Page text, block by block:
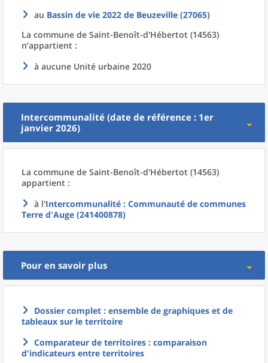
au Bassin de vie 2022 de Beuzeville (27065)
La commune de Saint-Benoît-d'Hébertot (14563)
n’appartient :
à aucune Unité urbaine 2020
Intercommunalité (date de référence : 1er
janvier 2026)
La commune de Saint-Benoît-d'Hébertot (14563)
appartient :
à l'Intercommunalité : Communauté de communes
Terre d'Auge (241400878)
Pour en savoir plus
Dossier complet : ensemble de graphiques et de
tableaux sur le territoire
Comparateur de territoires : comparaison
d'indicateurs entre territoires